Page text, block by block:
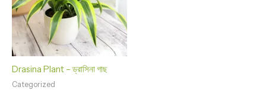
Drasina Plant – ড্রাসিনা গাছ
Categorized